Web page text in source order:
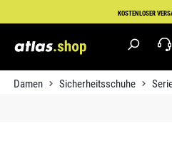
Zum Hauptinhalt springenKOSTENLOSER
Damen Sicherheitsschuhe